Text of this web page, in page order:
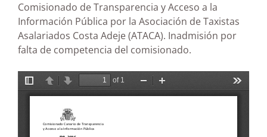
Comisionado de Transparencia y Acceso a la
Información Pública por la Asociación de Taxistas
Asalariados Costa Adeje (ATACA). Inadmisión por
falta de competencia del comisionado.